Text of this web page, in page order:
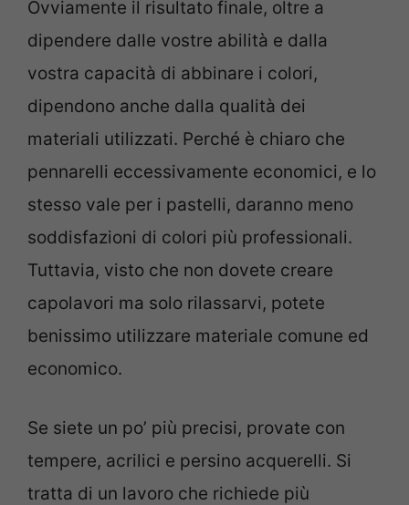
Ovviamente il risultato finale, oltre a
dipendere dalle vostre abilità e dalla
vostra capacità di abbinare i colori,
dipendono anche dalla qualità dei
materiali utilizzati. Perché è chiaro che
pennarelli eccessivamente economici, e lo
stesso vale per i pastelli, daranno meno
soddisfazioni di colori più professionali.
Tuttavia, visto che non dovete creare
capolavori ma solo rilassarvi, potete
benissimo utilizzare materiale comune ed
economico.
Se siete un po’ più precisi, provate con
tempere, acrilici e persino acquerelli. Si
tratta di un lavoro che richiede più